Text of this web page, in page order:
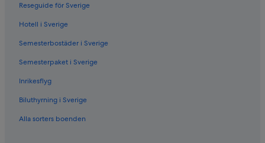
Hotell i Wulfert
Reseguide för Sverige
Hotell i Sverige
Semesterbostäder i Sverige
Semesterpaket i Sverige
Inrikesflyg
Biluthyrning i Sverige
Alla sorters boenden